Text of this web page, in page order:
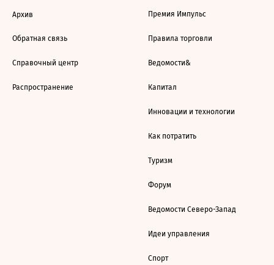
Архив
Обратная связь
Справочный центр
Распространение
Премия Импульс
Правила торговли
Ведомости&
Капитал
Инновации и технологии
Как потратить
Туризм
Форум
Ведомости Северо-Запад
Идеи управления
Спорт